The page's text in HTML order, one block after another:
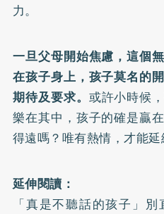
力。
一旦父母開始焦慮，這個
在孩子身上，孩子莫名的
期待及要求。 或許小時候
樂在其中，孩子的確是贏
得遠嗎？唯有熱情，才能延
延伸閱讀：
「真是不聽話的孩子」